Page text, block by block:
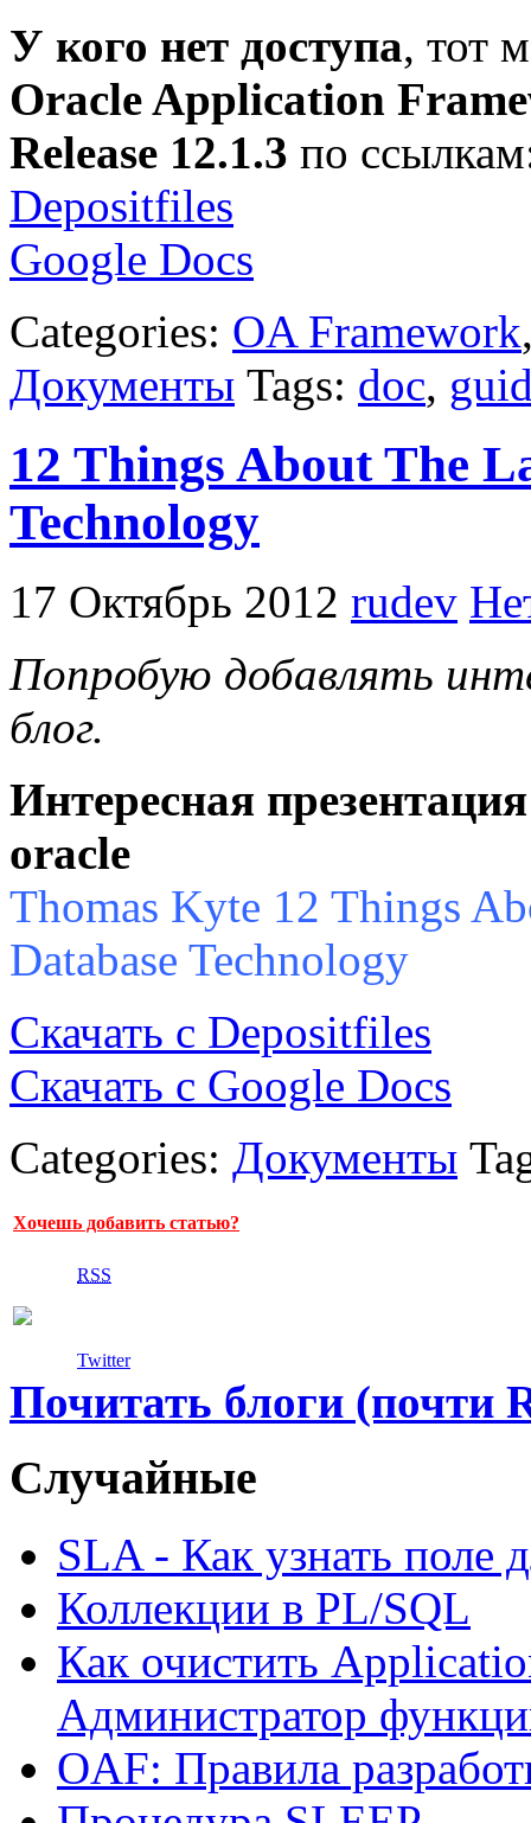
У кого нет доступа, тот
Oracle Application
Release 12.1.3 по
Depositfiles
Google Docs
Categories: OA Framework
Документы Tags: doc,
12 Things About The
Technology
17 Октябрь 2012 rudev
Попробую добавлять
блог.
Интересная
oracle
Thomas Kyte 12 Things
Database Technology
Скачать с Depositfiles
Скачать c Google Docs
Categories: Документы
Хочешь добавить статью?
RSS
Twitter
Почитать блоги (почти
Случайные
SLA - Как узнать поле
Коллекции в PL/SQL
Как очистить
Администратор
OAF: Правила